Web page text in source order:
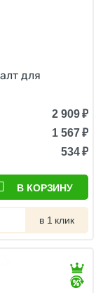
для
2 909₽
1 567₽
534₽
В КОРЗИНУ
в 1 клик